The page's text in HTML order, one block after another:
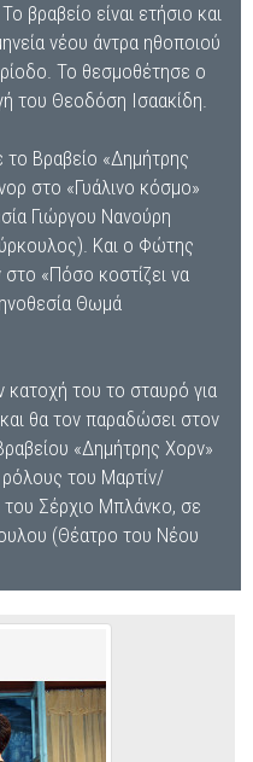
βραβείο είναι ετήσιο και
νέου άντρα ηθοποιού
Το θεσμοθέτησε ο
του Θεοδόση Ισαακίδη.
το Βραβείο «Δημήτρης
στο «Γυάλινο κόσμο»
Γιώργου Νανούρη
Και ο Φώτης
«Πόσο κοστίζει να
Θωμά
του το σταυρό για
θα τον παραδώσει στον
«Δημήτρης Χορν»
ρόλους του Μαρτίν/
Σέρχιο Μπλάνκο, σε
(Θέατρο του Νέου